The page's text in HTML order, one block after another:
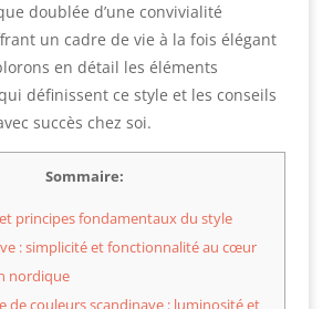
doublée d’une convivialité
un cadre de vie à la fois élégant
en détail les éléments
définissent ce style et les conseils
succès chez soi.
Sommaire:
principes fondamentaux du style
: simplicité et fonctionnalité au cœur
nordique
de couleurs scandinave : luminosité et